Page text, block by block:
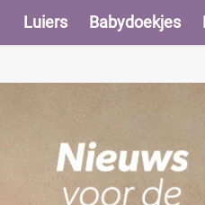
Luiers Babydoekjes